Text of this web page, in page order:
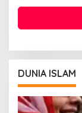
DUNIA ISLAM